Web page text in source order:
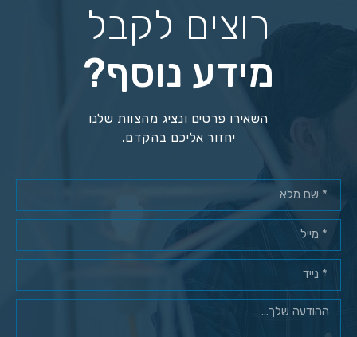
רוצים לקבל
מידע נוסף?
השאירו פרטים ונציג מהצוות שלנו
יחזור אליכם בהקדם.